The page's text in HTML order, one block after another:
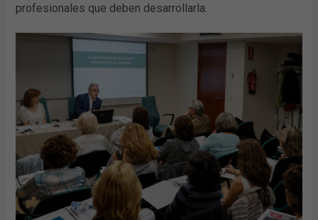
profesionales que deben desarrollarla.